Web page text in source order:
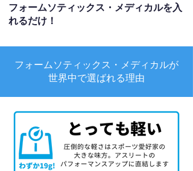
フォームソティックス・メディカルを入
れるだけ！
フォームソティックス・メディカルが
世界中で選ばれる理由